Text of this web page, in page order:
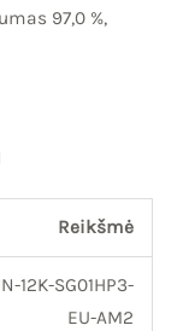
97,0 %,
Reikšmė
12K-SG01HP3-
EU-AM2